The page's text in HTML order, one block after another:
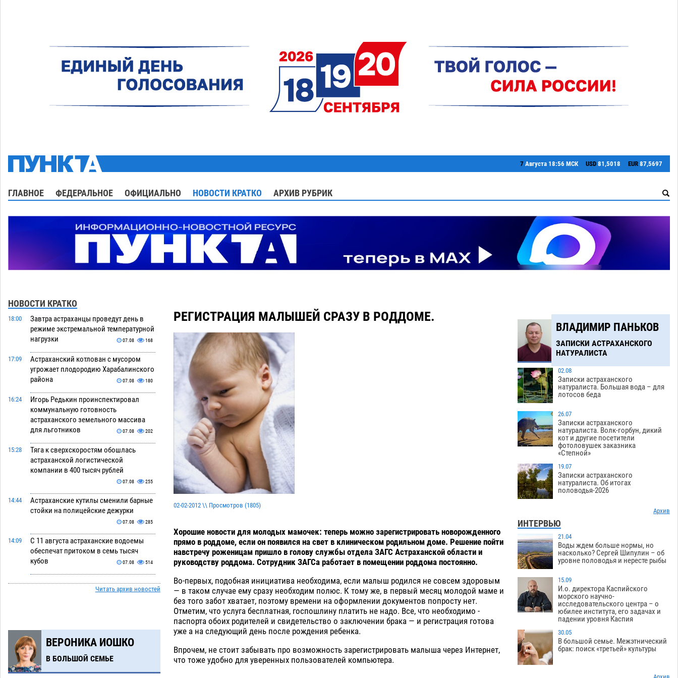
7 Августа 18:56 МСК USD 81,5018 EUR 87,5697
ГЛАВНОЕ ФЕДЕРАЛЬНОЕ ОФИЦИАЛЬНО НОВОСТИ КРАТКО АРХИВ РУБРИК
НОВОСТИ КРАТКО
18:00
Завтра астраханцы проведут день в
режиме экстремальной температурной
нагрузки
07.08 168
17:09
Астраханский котлован с мусором
угрожает плодородию Харабалинского
района
07.08 180
16:24
Игорь Редькин проинспектировал
коммунальную готовность
астраханского земельного массива
для льготников
07.08 202
15:28
Тяга к сверхскоростям обошлась
астраханской логистической
компании в 400 тысяч рублей
07.08 255
14:44
Астраханские кутилы сменили барные
стойки на полицейские дежурки
07.08 285
14:09
С 11 августа астраханские водоемы
обеспечат притоком в семь тысяч
кубов
07.08 514
Астраханский аэропорт попробует
отбиться от ворон в апелляционном
древнюю помойку
11:58
В Астрахани подросток угнал
мотоцикл и похитил чужие мобильник
с банковскими картами
07.08 288
Читать архив новостей
ВЕРОНИКА ИОШКО
В БОЛЬШОЙ СЕМЬЕ
РЕГИСТРАЦИЯ МАЛЫШЕЙ СРАЗУ В РОДДОМЕ.
02-02-2012 \\ Просмотров (1805)
Хорошие новости для молодых мамочек: теперь можно зарегистрировать новорожденного
прямо в роддоме, если он появился на свет в клиническом родильном доме. Решение пойти
навстречу роженицам пришло в голову службы отдела ЗАГС Астраханской области и
руководству роддома. Сотрудник ЗАГСа работает в помещении роддома постоянно.
Во-первых, подобная инициатива необходима, если малыш родился не совсем здоровым
— в таком случае ему сразу необходим полюс. К тому же, в первый месяц молодой маме и
без того забот хватает, поэтому времени на оформлении документов попросту нет.
Отметим, что услуга бесплатная, госпошлину платить не надо. Все, что необходимо -
паспорта обоих родителей и свидетельство о заключении брака — и регистрация готова
уже а на следующий день после рождения ребенка.
Впрочем, не стоит забывать про возможность зарегистрировать малыша через Интернет,
что тоже удобно для уверенных пользователей компьютера.
ВЛАДИМИР ПАНЬКОВ
ЗАПИСКИ АСТРАХАНСКОГО
НАТУРАЛИСТА
02.08
Записки астраханского
натуралиста. Большая вода – для
лотосов беда
26.07
Записки астраханского
натуралиста. Волк-горбун, дикий
кот и другие посетители
фотоловушек заказника
«Степной»
19.07
Записки астраханского
натуралиста. Об итогах
половодья-2026
Архив
ИНТЕРВЬЮ
21.04
Воды ждем больше нормы, но
насколько? Сергей Шипулин – об
уровне половодья и нересте рыбы
15.09
И.о. директора Каспийского
морского научно-
исследовательского центра – о
юбилее института, его задачах и
падении уровня Каспия
30.05
В большой семье. Межэтнический
брак: поиск «третьей» культуры